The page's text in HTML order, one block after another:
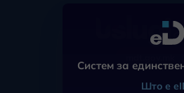
Систем за
Што е